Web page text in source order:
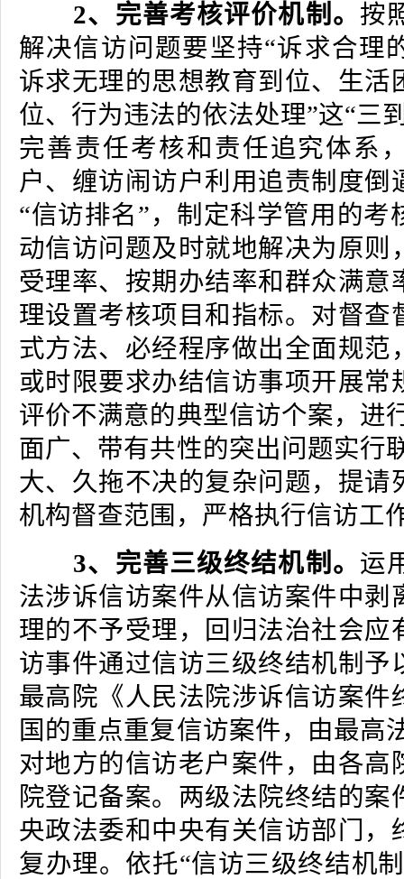
2、完善考核评价机制。 按
解决信访问题要坚持“诉求合理
诉求无理的思想教育到位、生活
位、行为违法的依法处理”这“三
完善责任考核和责任追究体系
户、缠访闹访户利用追责制度倒
“信访排名”，制定科学管用的考
动信访问题及时就地解决为原则
受理率、按期办结率和群众满意
理设置考核项目和指标。对督查
式方法、必经程序做出全面规范
或时限要求办结信访事项开展常
评价不满意的典型信访个案，进
面广、带有共性的突出问题实行
大、久拖不决的复杂问题，提请
机构督查范围，严格执行信访工
3、完善三级终结机制。 运
法涉诉信访案件从信访案件中剥
理的不予受理，回归法治社会应
访事件通过信访三级终结机制予
最高院《人民法院涉诉信访案件
国的重点重复信访案件，由最高
对地方的信访老户案件，由各高
院登记备案。两级法院终结的案
央政法委和中央有关信访部门，
复办理。依托“信访三级终结机